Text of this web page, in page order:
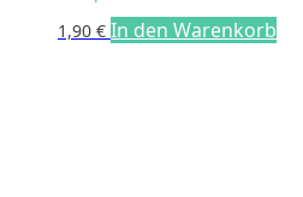
1,90 € In den Warenkorb